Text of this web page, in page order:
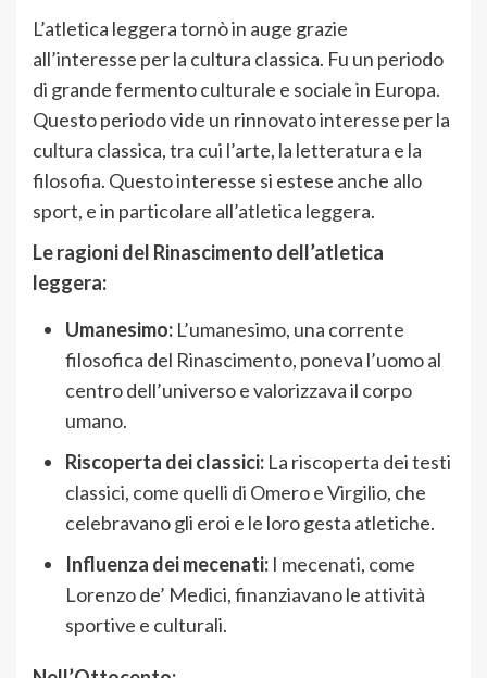
L’atletica leggera tornò in auge grazie
all’interesse per la cultura classica. Fu un periodo
di grande fermento culturale e sociale in Europa.
Questo periodo vide un rinnovato interesse per la
cultura classica, tra cui l’arte, la letteratura e la
filosofia. Questo interesse si estese anche allo
sport, e in particolare all’atletica leggera.
Le ragioni del Rinascimento dell’atletica
leggera:
Umanesimo: L’umanesimo, una corrente
filosofica del Rinascimento, poneva l’uomo al
centro dell’universo e valorizzava il corpo
umano.
Riscoperta dei classici: La riscoperta dei testi
classici, come quelli di Omero e Virgilio, che
celebravano gli eroi e le loro gesta atletiche.
Influenza dei mecenati: I mecenati, come
Lorenzo de’ Medici, finanziavano le attività
sportive e culturali.